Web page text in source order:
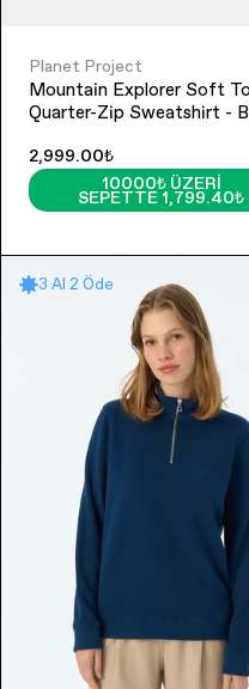
Planet Project
Mountain Explorer Soft
Quarter-Zip Sweatshirt -
2,999.00₺
10000₺ ÜZERI
SEPETTE 1,799.40₺
3 Al 2 Öde